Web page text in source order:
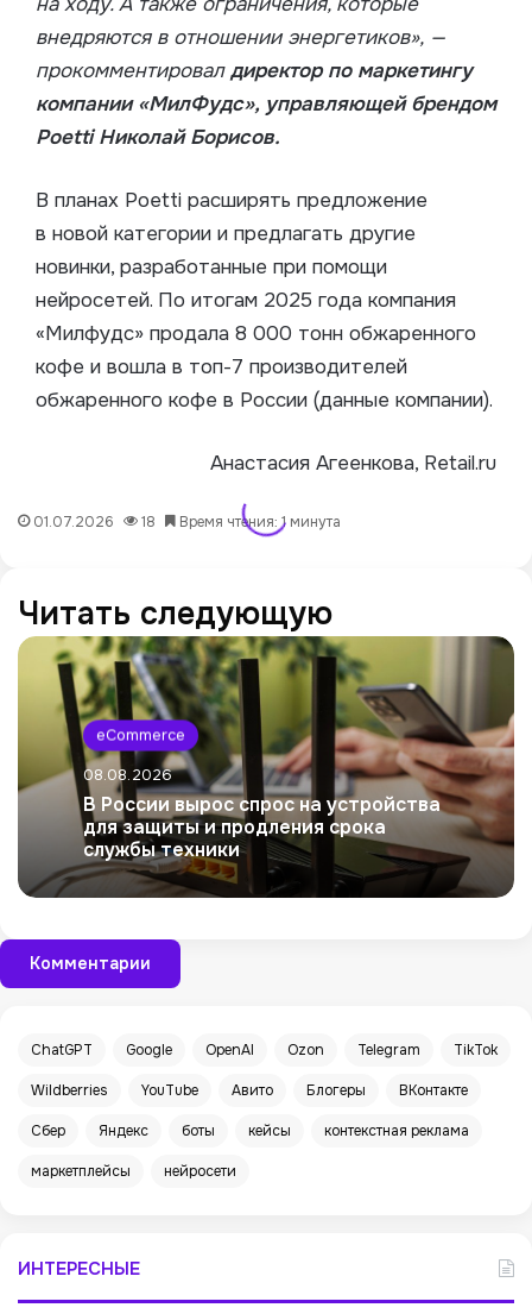
внедряются в отношении энергетиков», —
прокомментировалдиректор по маркетингу
компании «МилФудс», управляющей брендом
PoettiНиколай Борисов.
В планах Poetti расширять предложение
в новой категории и предлагать другие
новинки, разработанные при помощи
нейросетей. По итогам 2025 года компания
«Милфудс» продала 8 000 тонн обжаренного
кофе и вошла в топ-7 производителей
обжаренного кофе в России (данные компании).
Анастасия Агеенкова, Retail.ru
01.07.2026 18 Время чтения: 1 минута
Читать следующую
eCommerce
08.08.2026
В России вырос спрос на устройства
для защиты и продления срока
службы техники
Комментарии
ChatGPT Google OpenAI Ozon Telegram TikTok
Wildberries YouTube Авито Блогеры ВКонтакте
Сбер Яндекс боты кейсы контекстная реклама
маркетплейсы нейросети
ИНТЕРЕСНЫЕ